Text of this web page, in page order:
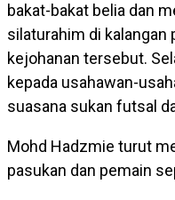
bakat-bakat belia dan
silaturahim di kalangan
kejohanan tersebut.
kepada usahawan-
suasana sukan futsal
Mohd Hadzmie turut
pasukan dan pemain